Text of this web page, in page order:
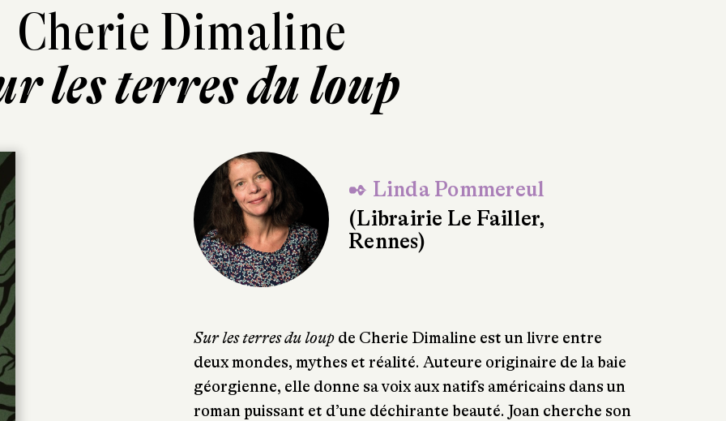
Cherie Dimaline
les terres du loup
✒ Linda Pommereul
(Librairie Le Failler,
Rennes)
Sur les terres du loup de Cherie Dimaline est un livre entre
deux mondes, mythes et réalité. Auteure originaire de la baie
géorgienne, elle donne sa voix aux natifs américains dans un
roman puissant et d’une déchirante beauté. Joan cherche son